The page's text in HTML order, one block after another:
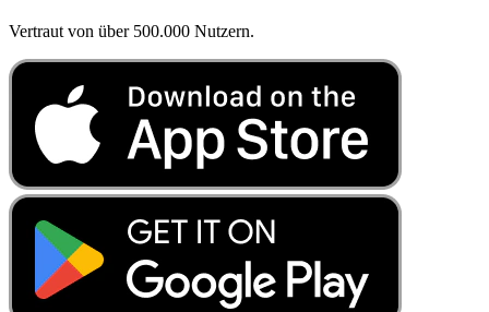
Vertraut von über 500.000 Nutzern.